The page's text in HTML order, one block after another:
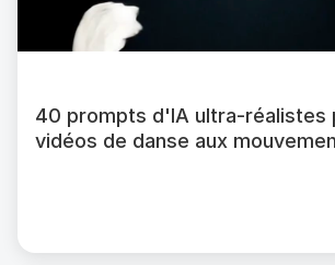
40 prompts d'IA ultra-réalistes
vidéos de danse aux